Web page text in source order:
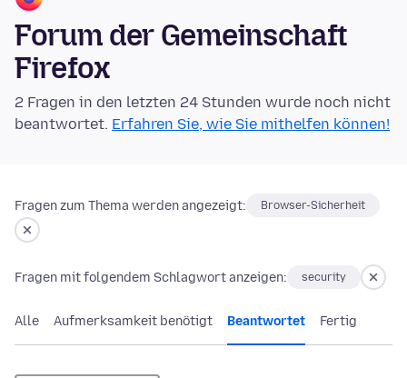
Forum der Gemeinschaft
Firefox
2 Fragen in den letzten 24 Stunden wurde noch nicht
beantwortet. Erfahren Sie, wie Sie mithelfen können!
Fragen zum Thema werden angezeigt: Browser-Sicherheit
Fragen mit folgendem Schlagwort anzeigen: security
Alle Aufmerksamkeit benötigt Beantwortet Fertig